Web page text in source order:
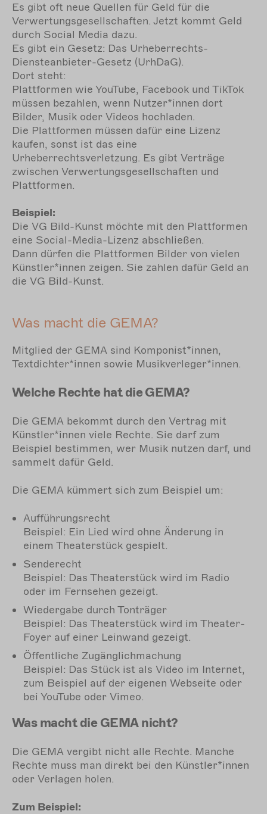
Es gibt oft neue Quellen für Geld für die
Verwertungsgesellschaften. Jetzt kommt Geld
durch Social Media dazu.
Es gibt ein Gesetz: Das Urheberrechts-
Diensteanbieter-Gesetz (UrhDaG).
Dort steht:
Plattformen wie YouTube, Facebook und TikTok
müssen bezahlen, wenn Nutzer*innen dort
Bilder, Musik oder Videos hochladen.
Die Plattformen müssen dafür eine Lizenz
kaufen, sonst ist das eine
Urheberrechtsverletzung. Es gibt Verträge
zwischen Verwertungsgesellschaften und
Plattformen.
Beispiel:
Die VG Bild-Kunst möchte mit den Plattformen
eine Social-Media-Lizenz abschließen.
Dann dürfen die Plattformen Bilder von vielen
Künstler*innen zeigen. Sie zahlen dafür Geld an
die VG Bild-Kunst.
Was macht die GEMA?
Mitglied der GEMA sind Komponist*innen,
Textdichter*innen sowie Musikverleger*innen.
Welche Rechte hat die GEMA?
Die GEMA bekommt durch den Vertrag mit
Künstler*innen viele Rechte. Sie darf zum
Beispiel bestimmen, wer Musik nutzen darf, und
sammelt dafür Geld.
Die GEMA kümmert sich zum Beispiel um:
Aufführungsrecht
Beispiel: Ein Lied wird ohne Änderung in
einem Theaterstück gespielt.
Senderecht
Beispiel: Das Theaterstück wird im Radio
oder im Fernsehen gezeigt.
Wiedergabe durch Tonträger
Beispiel: Das Theaterstück wird im Theater-
Foyer auf einer Leinwand gezeigt.
Öffentliche Zugänglichmachung
Beispiel: Das Stück ist als Video im Internet,
zum Beispiel auf der eigenen Webseite oder
bei YouTube oder Vimeo.
Was macht die GEMA nicht?
Die GEMA vergibt nicht alle Rechte. Manche
Rechte muss man direkt bei den Künstler*innen
oder Verlagen holen.
Zum Beispiel: